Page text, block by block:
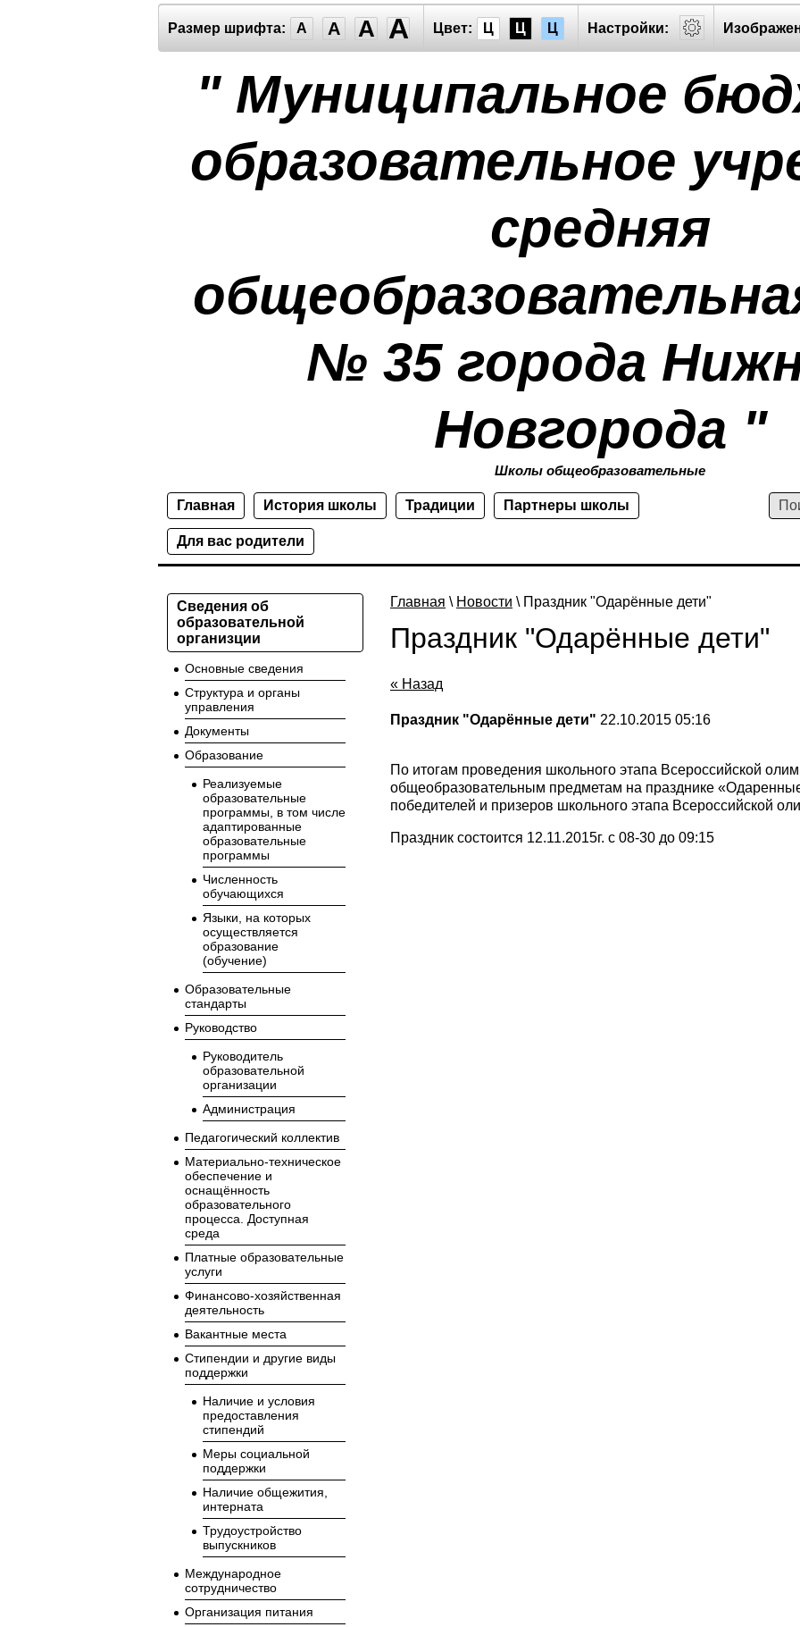
Размер шрифта: A A A A Цвет: Ц Ц Ц Настройки:
" Муниципальное
образовательное
средняя
№ 35 города
Новгорода "
Школы общеобразовательные
Главная История школы Традиции Партнеры школы
Для вас родители
Главная \ Новости \ Праздник "Одарённые дети"
Праздник "Одарённые дети"
« Назад
Праздник "Одарённые дети" 22.10.2015 05:16
По итогам проведения школьного этапа Всероссийской
общеобразовательным предметам на празднике
победителей и призеров школьного этапа Всероссийской
Праздник состоится 12.11.2015г. с 08-30 до 09:15
Сведения об
образовательной
организции
Основные сведения
Структура и органы
управления
Документы
Образование
Реализуемые
образовательные
программы, в том числе
адаптированные
образовательные
программы
Численность
обучающихся
Языки, на которых
осуществляется
образование
(обучение)
Образовательные
стандарты
Руководство
Руководитель
образовательной
организации
Администрация
Педагогический коллектив
Материально-техническое
обеспечение и
оснащённость
образовательного
процесса. Доступная
среда
Платные образовательные
услуги
Финансово-хозяйственная
деятельность
Вакантные места
Стипендии и другие виды
поддержки
Наличие и условия
предоставления
стипендий
Меры социальной
поддержки
Наличие общежития,
интерната
Трудоустройство
выпускников
Международное
сотрудничество
Организация питания